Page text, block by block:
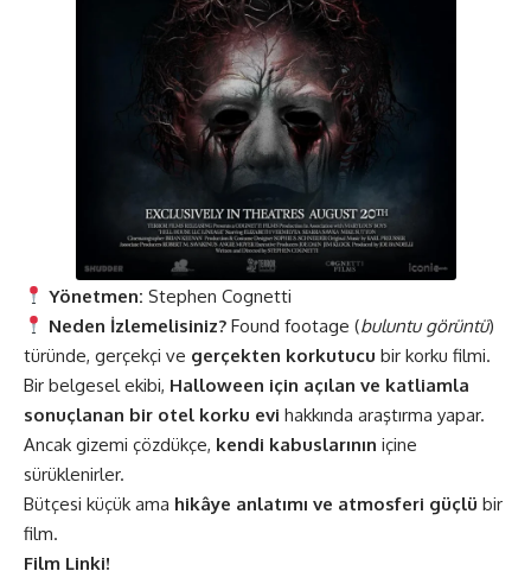
Yönetmen: Stephen Cognetti
Neden İzlemelisiniz? Found footage (buluntu görüntü)
türünde, gerçekçi ve gerçekten korkutucu bir korku filmi.
Bir belgesel ekibi, Halloween için açılan ve katliamla
sonuçlanan bir otel korku evi hakkında araştırma yapar.
Ancak gizemi çözdükçe, kendi kabuslarının içine
sürüklenirler.
Bütçesi küçük ama hikâye anlatımı ve atmosferi güçlü bir
film.
Film Linki!